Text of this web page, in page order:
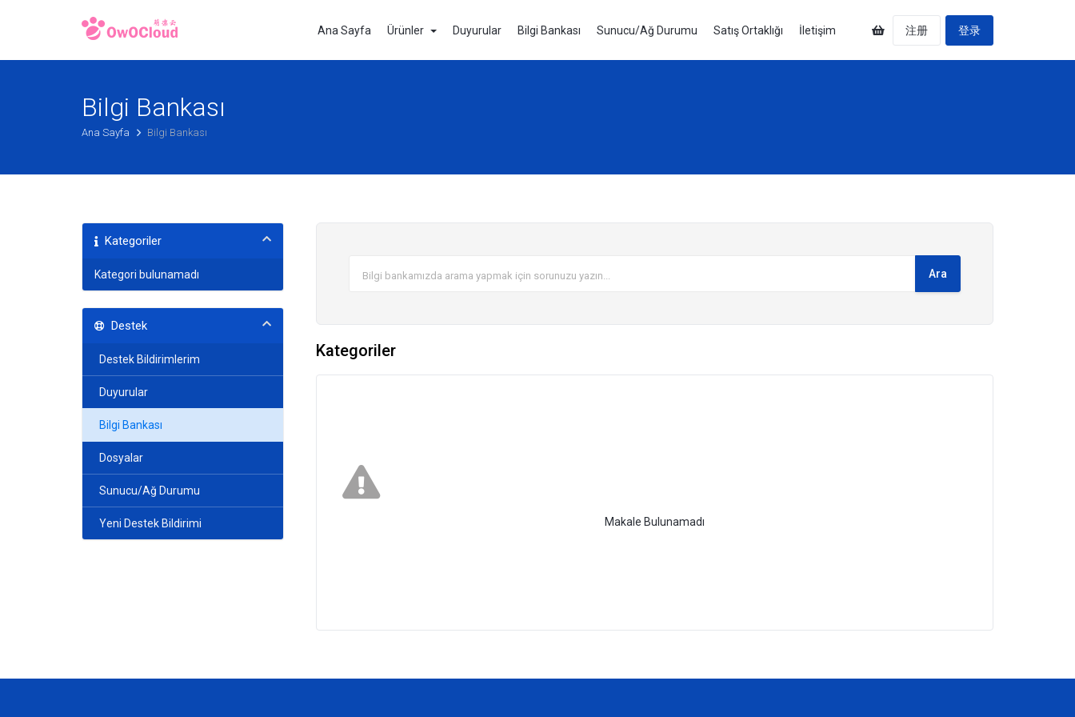
Ana Sayfa Ürünler Duyurular Bilgi Bankası Sunucu/Ağ Durumu Satış Ortaklığı İletişim 注册 登录
Bilgi Bankası
Ana Sayfa Bilgi Bankası
Kategoriler
Kategori bulunamadı
Kategoriler
Makale Bulunamadı
Destek
Destek Bildirimlerim
Duyurular
Bilgi Bankası
Dosyalar
Sunucu/Ağ Durumu
Yeni Destek Bildirimi